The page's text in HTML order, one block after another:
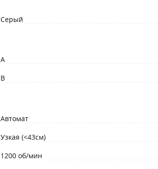
Серый
A
B
Автомат
Узкая (<43см)
1200 об/мин